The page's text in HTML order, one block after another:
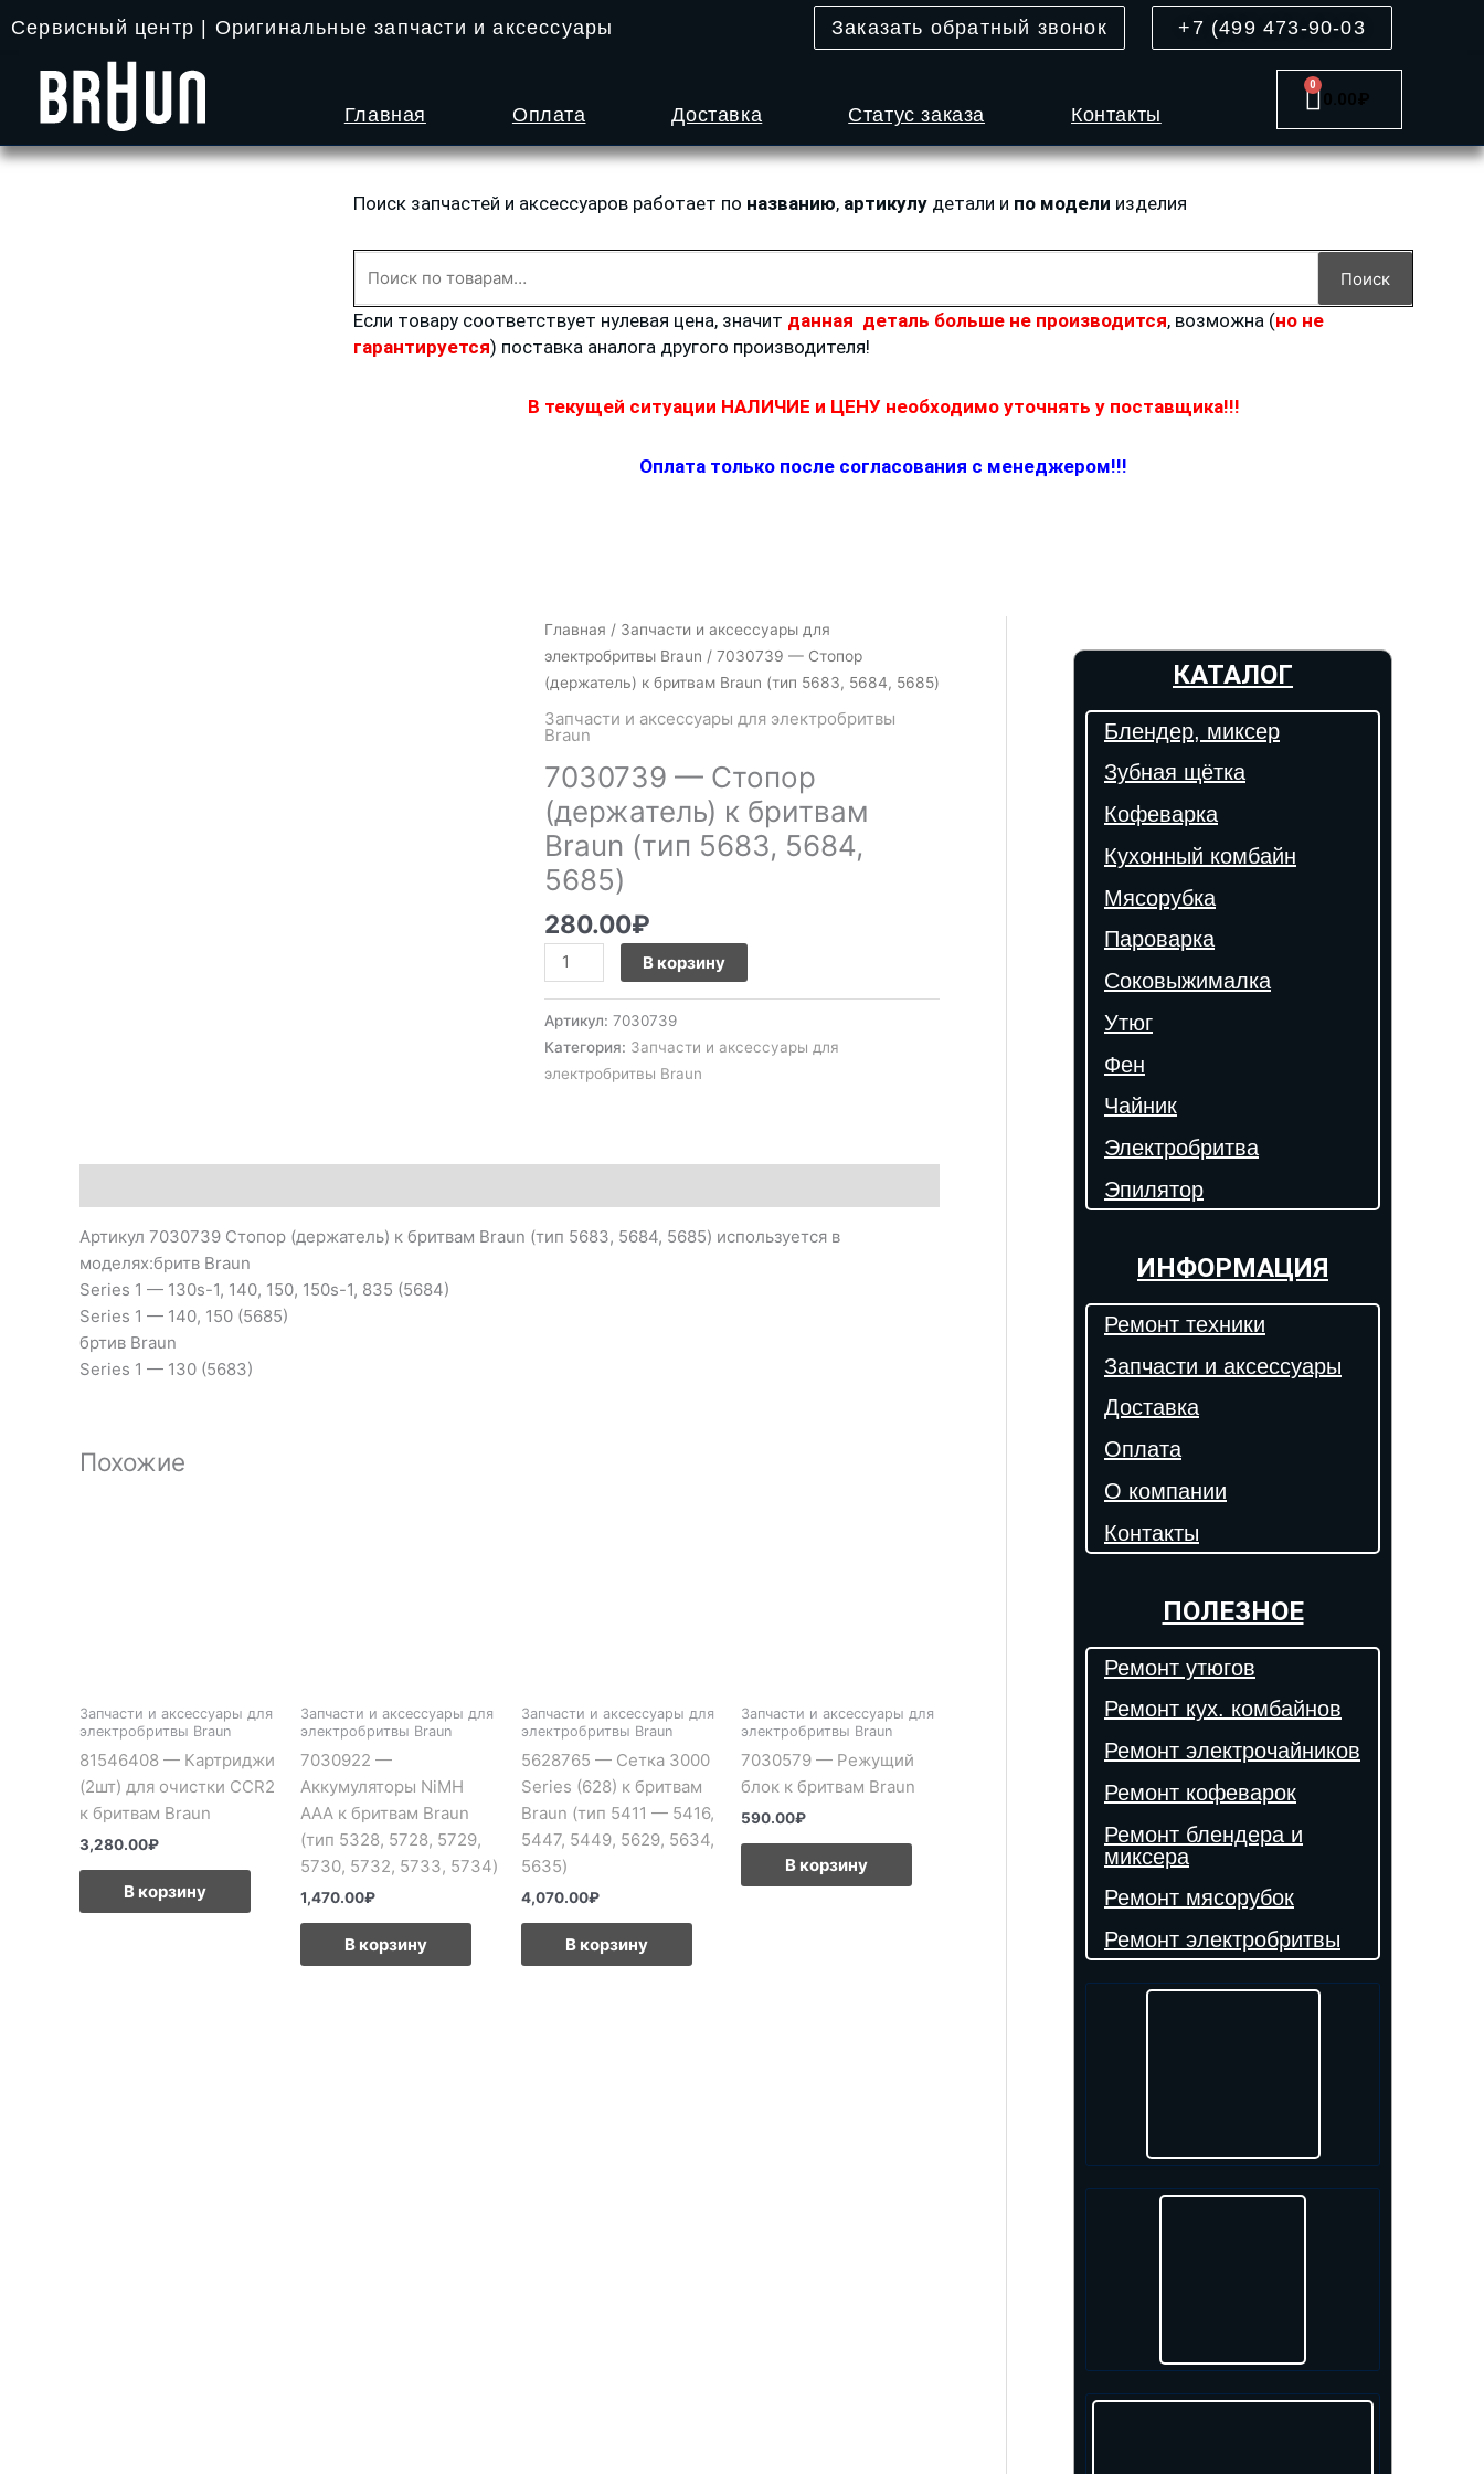
содержимому
Сервисный центр | Оригинальные запчасти и аксессуары Заказать обратный звонок +7 (499 473-90-03
Главная Оплата Доставка Статус заказа Контакты
0.00₽
0
Cart
Поиск запчастей и аксессуаров работает по названию, артикулу детали и по модели изделия
Поиск
Если товару соответствует нулевая цена, значит данная деталь больше не производится, возможна (но не
гарантируется) поставка аналога другого производителя!
В текущей ситуации НАЛИЧИЕ и ЦЕНУ необходимо уточнять у поставщика!!!
Оплата только после согласования с менеджером!!!
Главная / Запчасти и аксессуары для
электробритвы Braun / 7030739 — Стопор
(держатель) к бритвам Braun (тип 5683, 5684, 5685)
Запчасти и аксессуары для электробритвы
Braun
7030739 — Стопор
(держатель) к бритвам
Braun (тип 5683, 5684,
5685)
280.00₽
Количество
товара
7030739
Стопор
к
бритвам
Braun
(тип
5683,
5684,
5685)
В корзину
Артикул: 7030739
Категория: Запчасти и аксессуары для
электробритвы Braun
Артикул 7030739 Стопор (держатель) к бритвам Braun (тип 5683, 5684, 5685) используется в
моделях:бритв Braun
Series 1 — 130s-1, 140, 150, 150s-1, 835 (5684)
Series 1 — 140, 150 (5685)
бртив Braun
Series 1 — 130 (5683)
Похожие
Запчасти и аксессуары для
электробритвы Braun
81546408 — Картриджи
(2шт) для очистки CCR2
к бритвам Braun
3,280.00₽
В корзину
Запчасти и аксессуары для
электробритвы Braun
7030922 —
Аккумуляторы NiMH
AAA к бритвам Braun
(тип 5328, 5728, 5729,
5730, 5732, 5733, 5734)
1,470.00₽
В корзину
Запчасти и аксессуары для
электробритвы Braun
5628765 — Сетка 3000
Series (628) к бритвам
Braun (тип 5411 — 5416,
5447, 5449, 5629, 5634,
5635)
4,070.00₽
В корзину
Запчасти и аксессуары для
электробритвы Braun
7030579 — Режущий
блок к бритвам Braun
590.00₽
В корзину
КАТАЛОГ
Блендер, миксер
Зубная щётка
Кофеварка
Кухонный комбайн
Мясорубка
Пароварка
Соковыжималка
Утюг
Фен
Чайник
Электробритва
Эпилятор
ИНФОРМАЦИЯ
Ремонт техники
Запчасти и аксессуары
Доставка
Оплата
О компании
Контакты
ПОЛЕЗНОЕ
Ремонт утюгов
Ремонт кух. комбайнов
Ремонт электрочайников
Ремонт кофеварок
Ремонт блендера и
миксера
Ремонт мясорубок
Ремонт электробритвы